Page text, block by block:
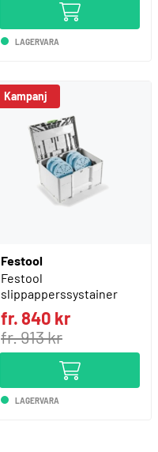
LAGERVARA
Kampanj
Festool
Festool
slippapperssystainer
fr. 840 kr
fr. 913 kr
LAGERVARA